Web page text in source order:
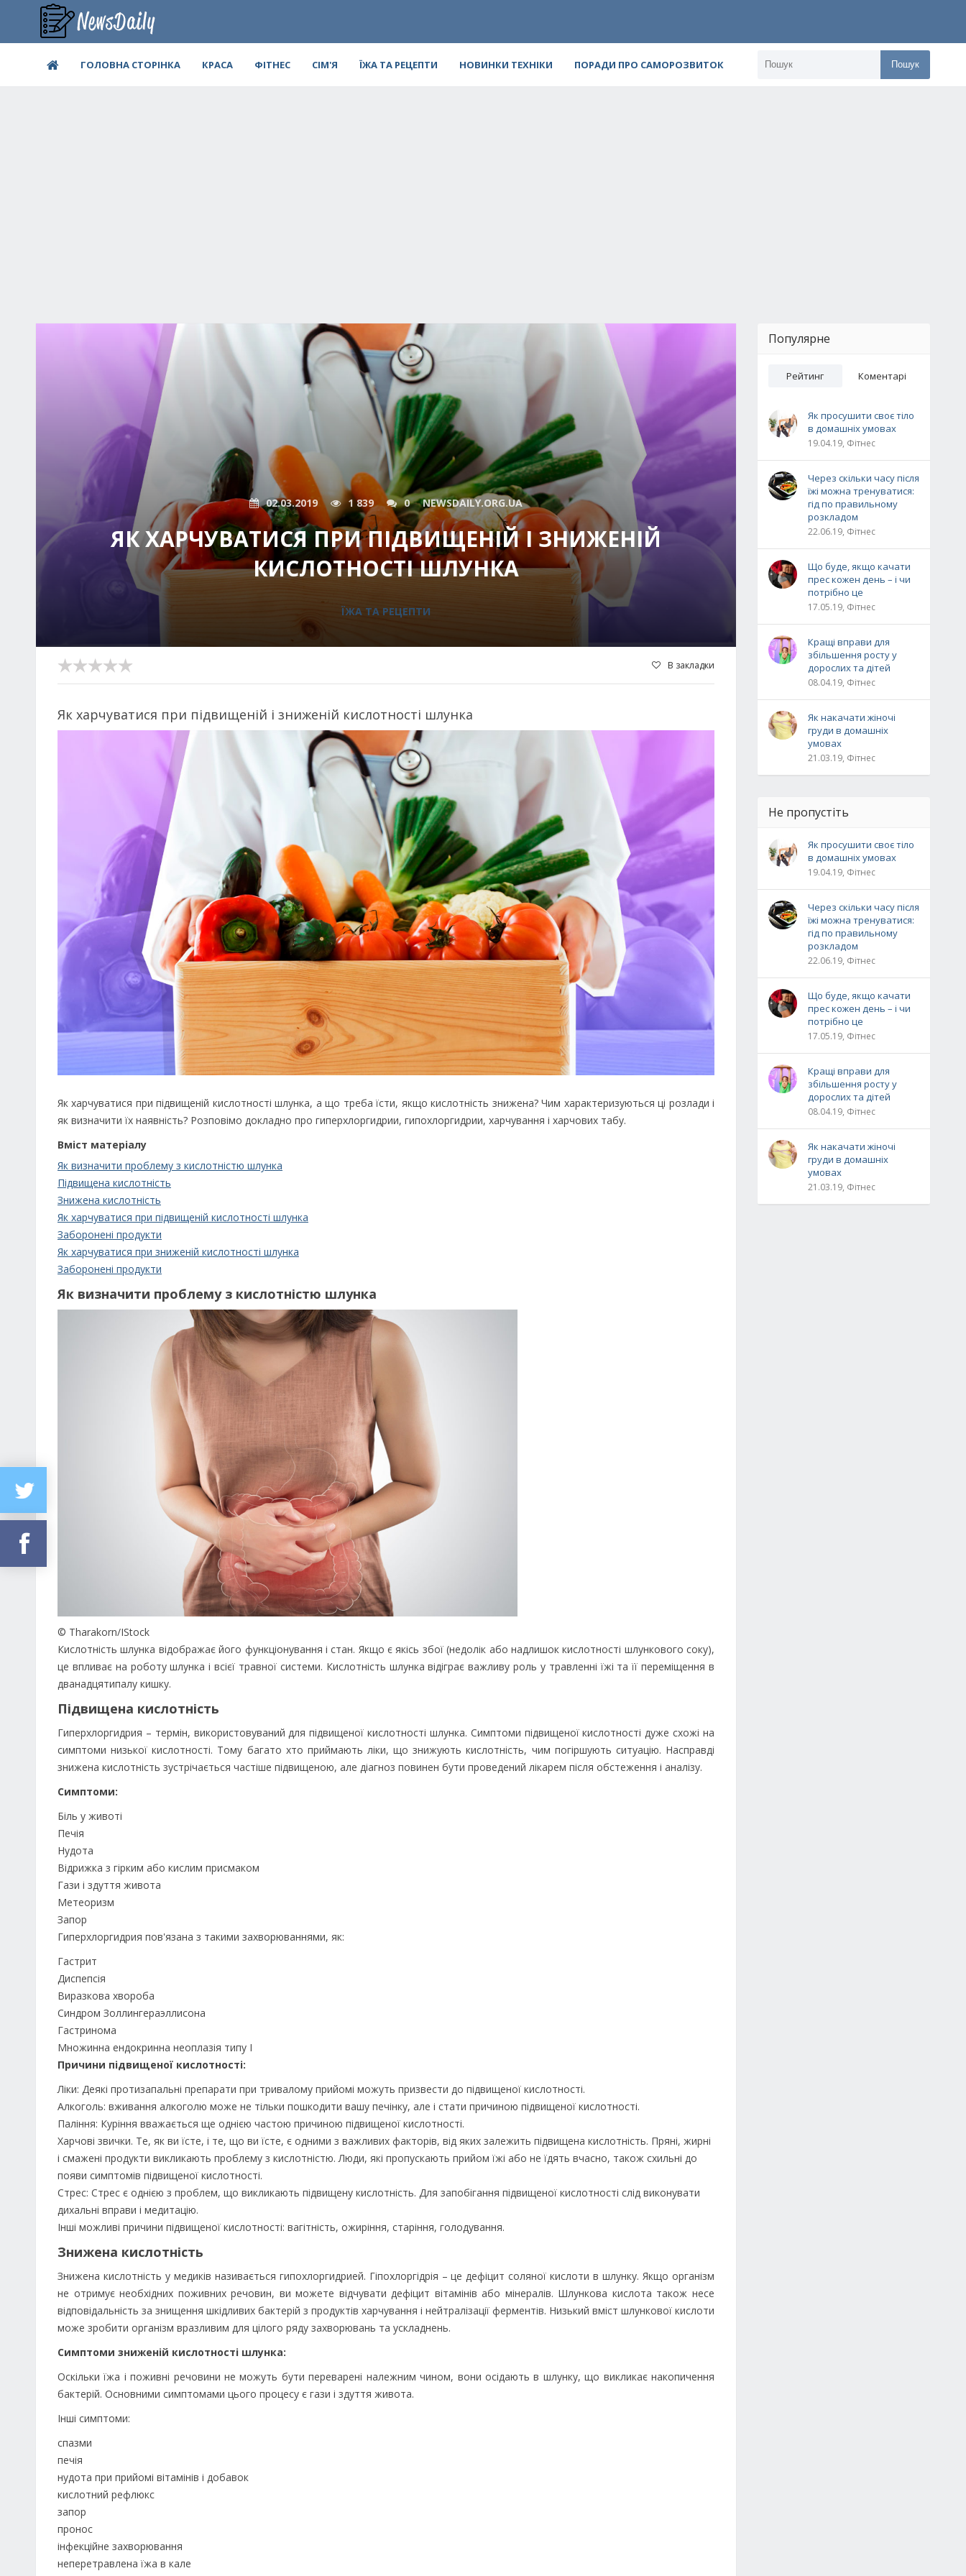
ГОЛОВНА СТОРІНКА КРАСА ФІТНЕС СІМ'Я ЇЖА ТА РЕЦЕПТИ НОВИНКИ ТЕХНІКИ ПОРАДИ ПРО САМОРОЗВИТОК Пошук
02.03.2019 1 839 0 NEWSDAILY.ORG.UA
ЯК ХАРЧУВАТИСЯ ПРИ ПІДВИЩЕНІЙ І ЗНИЖЕНІЙ
КИСЛОТНОСТІ ШЛУНКА
ЇЖА ТА РЕЦЕПТИ
В закладки
Як харчуватися при підвищеній і зниженій кислотності шлунка
Як харчуватися при підвищеній кислотності шлунка, а що треба їсти, якщо кислотність знижена? Чим характеризуються ці розлади і
як визначити їх наявність? Розповімо докладно про гиперхлоргидрии, гипохлоргидрии, харчування і харчових табу.
Вміст матеріалу
Як визначити проблему з кислотністю шлунка
Підвищена кислотність
Знижена кислотність
Як харчуватися при підвищеній кислотності шлунка
Заборонені продукти
Як харчуватися при зниженій кислотності шлунка
Заборонені продукти
Як визначити проблему з кислотністю шлунка
© Tharakorn/IStock
Кислотність шлунка відображає його функціонування і стан. Якщо є якісь збої (недолік або надлишок кислотності шлункового соку),
це впливає на роботу шлунка і всієї травної системи. Кислотність шлунка відіграє важливу роль у травленні їжі та її переміщення в
дванадцятипалу кишку.
Підвищена кислотність
Гиперхлоргидрия – термін, використовуваний для підвищеної кислотності шлунка. Симптоми підвищеної кислотності дуже схожі на
симптоми низької кислотності. Тому багато хто приймають ліки, що знижують кислотність, чим погіршують ситуацію. Насправді
знижена кислотність зустрічається частіше підвищеною, але діагноз повинен бути проведений лікарем після обстеження і аналізу.
Симптоми:
Біль у животі
Печія
Нудота
Відрижка з гірким або кислим присмаком
Гази і здуття живота
Метеоризм
Запор
Гиперхлоргидрия пов'язана з такими захворюваннями, як:
Гастрит
Диспепсія
Виразкова хвороба
Синдром Золлингераэллисона
Гастринома
Множинна ендокринна неоплазія типу I
Причини підвищеної кислотності:
Ліки: Деякі протизапальні препарати при тривалому прийомі можуть призвести до підвищеної кислотності.
Алкоголь: вживання алкоголю може не тільки пошкодити вашу печінку, але і стати причиною підвищеної кислотності.
Паління: Куріння вважається ще однією частою причиною підвищеної кислотності.
Харчові звички. Те, як ви їсте, і те, що ви їсте, є одними з важливих факторів, від яких залежить підвищена кислотність. Пряні, жирні
і смажені продукти викликають проблему з кислотністю. Люди, які пропускають прийом їжі або не їдять вчасно, також схильні до
появи симптомів підвищеної кислотності.
Стрес: Стрес є однією з проблем, що викликають підвищену кислотність. Для запобігання підвищеної кислотності слід виконувати
дихальні вправи і медитацію.
Інші можливі причини підвищеної кислотності: вагітність, ожиріння, старіння, голодування.
Знижена кислотність
Знижена кислотність у медиків називається гипохлоргидрией. Гіпохлоргідрія – це дефіцит соляної кислоти в шлунку. Якщо організм
не отримує необхідних поживних речовин, ви можете відчувати дефіцит вітамінів або мінералів. Шлункова кислота також несе
відповідальність за знищення шкідливих бактерій з продуктів харчування і нейтралізації ферментів. Низький вміст шлункової кислоти
може зробити організм вразливим для цілого ряду захворювань та ускладнень.
Симптоми зниженій кислотності шлунка:
Оскільки їжа і поживні речовини не можуть бути переварені належним чином, вони осідають в шлунку, що викликає накопичення
бактерій. Основними симптомами цього процесу є гази і здуття живота.
Інші симптоми:
спазми
печія
нудота при прийомі вітамінів і добавок
кислотний рефлюкс
запор
пронос
інфекційне захворювання
неперетравлена їжа в кале
Популярне
Рейтинг Коментарі
Як просушити своє тіло
в домашніх умовах
19.04.19, Фітнес
Через скільки часу після
їжі можна тренуватися:
гід по правильному
розкладом
22.06.19, Фітнес
Що буде, якщо качати
прес кожен день – і чи
потрібно це
17.05.19, Фітнес
Кращі вправи для
збільшення росту у
дорослих та дітей
08.04.19, Фітнес
Як накачати жіночі
груди в домашніх
умовах
21.03.19, Фітнес
Не пропустіть
Як просушити своє тіло
в домашніх умовах
19.04.19, Фітнес
Через скільки часу після
їжі можна тренуватися:
гід по правильному
розкладом
22.06.19, Фітнес
Що буде, якщо качати
прес кожен день – і чи
потрібно це
17.05.19, Фітнес
Кращі вправи для
збільшення росту у
дорослих та дітей
08.04.19, Фітнес
Як накачати жіночі
груди в домашніх
умовах
21.03.19, Фітнес